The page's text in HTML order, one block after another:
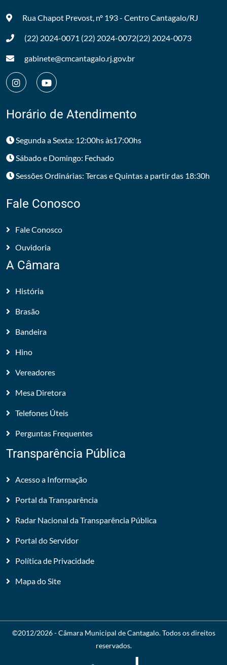
Rua Chapot Prevost, nº 193 - CentroCantagalo/RJ
(22) 2024-0071 (22) 2024-0072(22) 2024-0073
gabinete@cmcantagalo.rj.gov.br
Horário de Atendimento
Segunda a Sexta: 12:00hs às17:00hs
Sábado e Domingo: Fechado
Sessões Ordinárias: Tercas e Quintas a partir das 18:30h
Fale Conosco
Fale Conosco
Ouvidoria
A Câmara
História
Brasão
Bandeira
Hino
Vereadores
Mesa Diretora
Telefones Úteis
Perguntas Frequentes
Transparência Pública
Acesso a Informação
Portal da Transparência
Radar Nacional da Transparência Pública
Portal do Servidor
Política de Privacidade
Mapa do Site
©2012/2026 -Câmara Municipal de Cantagalo. Todos os direitos
reservados.